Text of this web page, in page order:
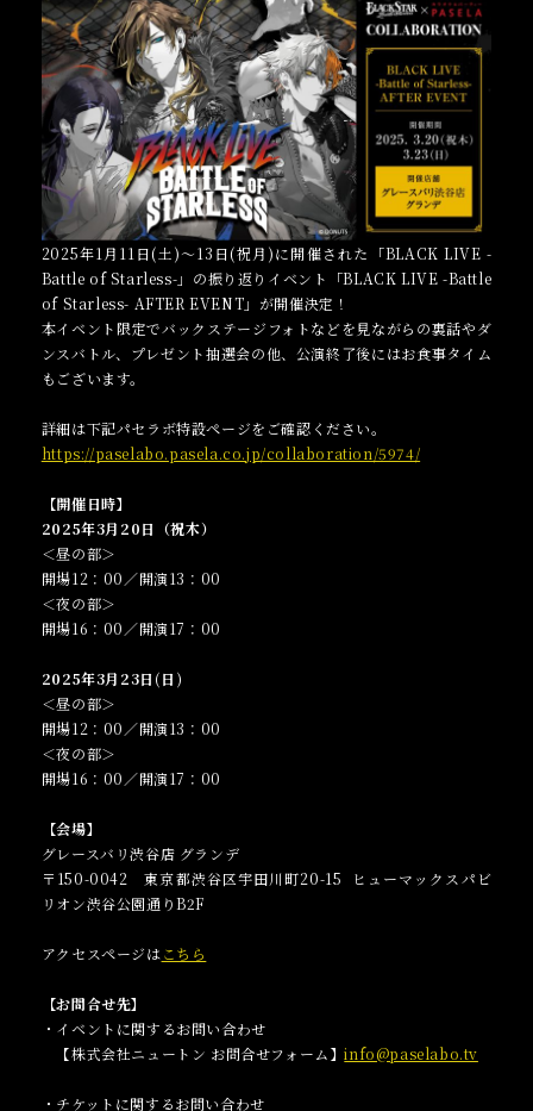
2025年1月11日(土)～13日(祝月)に開催された「BLACK LIVE -
Battle of Starless-」の振り返りイベント「BLACK LIVE -Battle
of Starless- AFTER EVENT」が開催決定！
本イベント限定でバックステージフォトなどを見ながらの裏話やダ
ンスバトル、プレゼント抽選会の他、公演終了後にはお食事タイム
もございます。
詳細は下記パセラボ特設ページをご確認ください。
https://paselabo.pasela.co.jp/collaboration/5974/
【開催日時】
2025年3月20日（祝木）
＜昼の部＞
開場12：00／開演13：00
＜夜の部＞
開場16：00／開演17：00
2025年3月23日(日)
＜昼の部＞
開場12：00／開演13：00
＜夜の部＞
開場16：00／開演17：00
【会場】
グレースバリ渋谷店 グランデ
〒150-0042 東京都渋谷区宇田川町20-15 ヒューマックスパビ
リオン渋谷公園通りB2F
アクセスページはこちら
【お問合せ先】
・イベントに関するお問い合わせ
【株式会社ニュートン お問合せフォーム】info@paselabo.tv
・チケットに関するお問い合わせ